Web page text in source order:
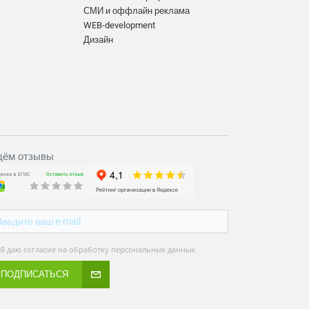
СМИ и оффлайн реклама
WEB-development
Дизайн
отзывы
Я даю согласие на обработку персональных данных
ПОДПИСАТЬСЯ